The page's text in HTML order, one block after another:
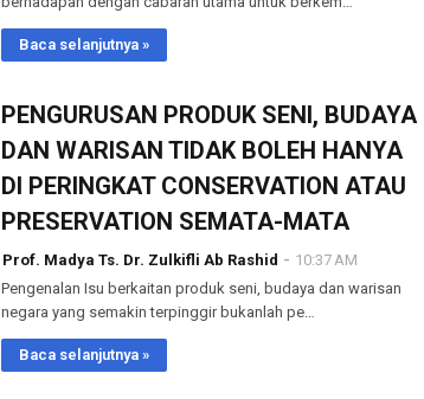
Baca selanjutnya »
PENGURUSAN PRODUK SENI, BUDAYA
DAN WARISAN TIDAK BOLEH HANYA
DI PERINGKAT CONSERVATION ATAU
PRESERVATION SEMATA-MATA
Prof. Madya Ts. Dr. Zulkifli Ab Rashid
10:37 AM
Pengenalan Isu berkaitan produk seni, budaya dan warisan
negara yang semakin terpinggir bukanlah pe…
Baca selanjutnya »